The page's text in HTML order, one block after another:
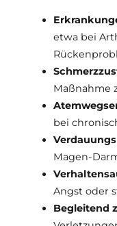
etwa bei
Maßnahme
bei
Magen-
Angst oder
Begleitend